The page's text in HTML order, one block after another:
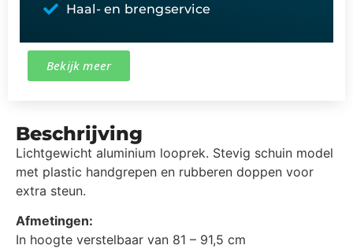
Haal- en brengservice
Bekijk meer
Beschrijving
Lichtgewicht aluminium looprek. Stevig schuin model
met plastic handgrepen en rubberen doppen voor
extra steun.
Afmetingen:
In hoogte verstelbaar van 81 – 91,5 cm